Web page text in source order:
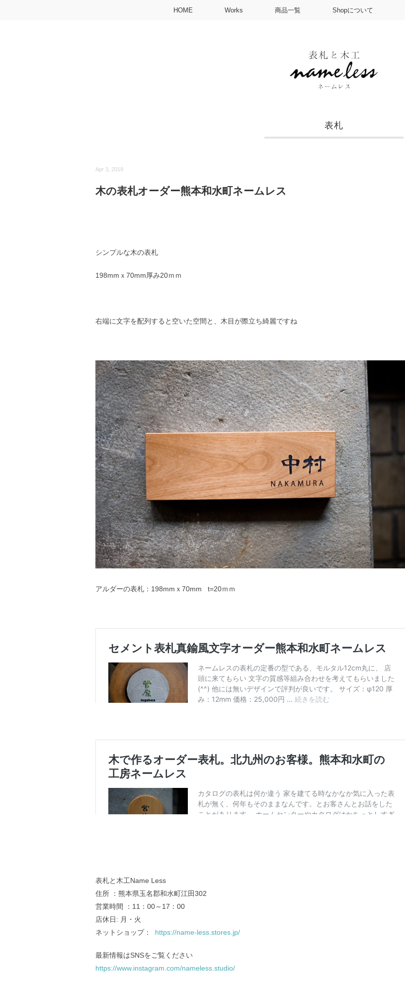
HOME Works 商品一覧 Shopについて
表札
Apr 3, 2019
木の表札オーダー熊本和水町ネームレス
シンプルな木の表札
198mmｘ70mm厚み20ｍｍ
右端に文字を配列すると空いた空間と、木目が際立ち綺麗ですね
アルダーの表札：198mmｘ70mm t=20ｍｍ
表札と木工Name Less
住所 ：熊本県玉名郡和水町江田302
営業時間 ：11：00～17：00
店休日: 月・火
ネットショップ： https://name-less.stores.jp/
最新情報はSNSをご覧ください
https://www.instagram.com/nameless.studio/